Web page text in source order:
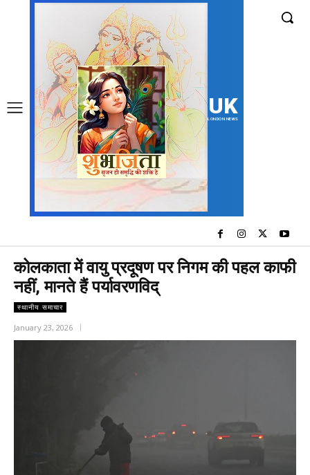
UK
LONDON NEWS
कोलकाता में वायु प्रदूषण पर निगम की पहल काफी
नहीं, मानते हैं पर्यावरणविद्
स्थानीय समाचार
January 23, 2026